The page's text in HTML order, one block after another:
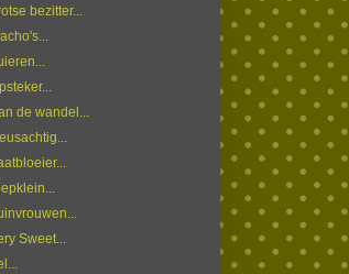
bezitter...
de wandel...
Sweet...